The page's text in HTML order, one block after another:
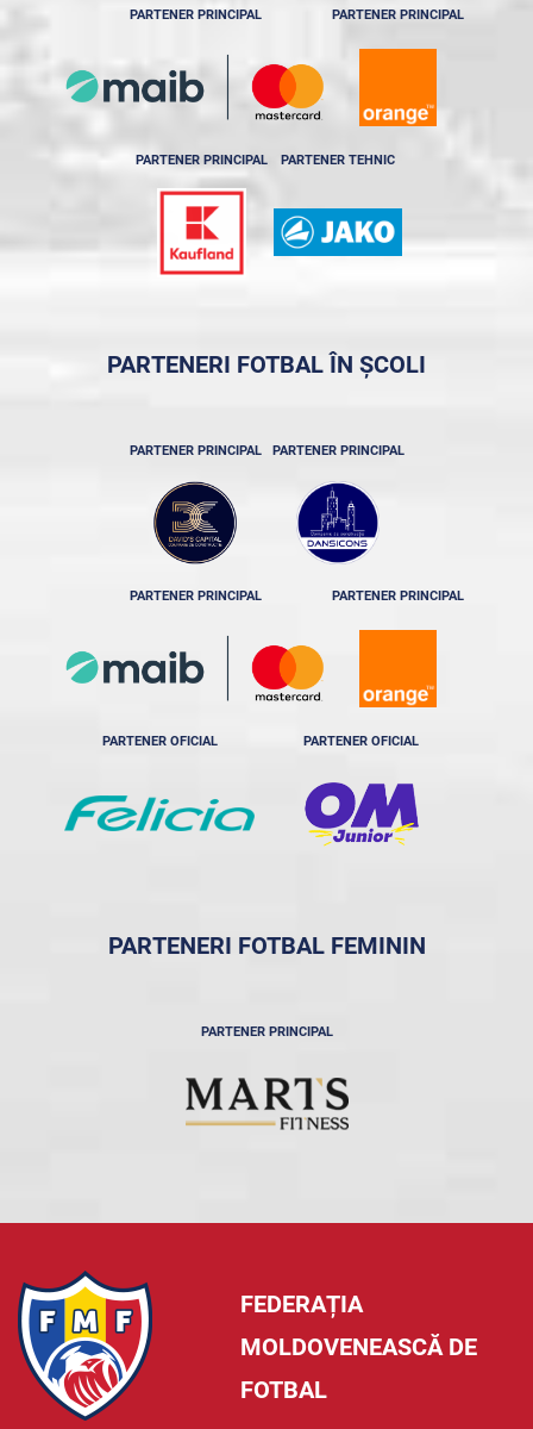
PARTENER PRINCIPAL PARTENER PRINCIPAL
PARTENER PRINCIPAL PARTENER TEHNIC
PARTENERI FOTBAL ÎN ȘCOLI
PARTENER PRINCIPAL PARTENER PRINCIPAL
PARTENER PRINCIPAL PARTENER PRINCIPAL
PARTENER OFICIAL PARTENER OFICIAL
PARTENERI FOTBAL FEMININ
PARTENER PRINCIPAL
FEDERAȚIA
MOLDOVENEASCĂ DE
FOTBAL